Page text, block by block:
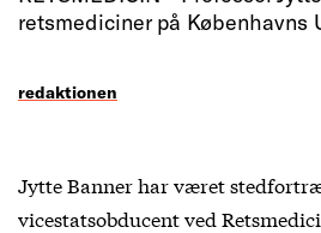
retsmediciner på Københavns
redaktionen
Jytte Banner har været
vicestatsobducent ved